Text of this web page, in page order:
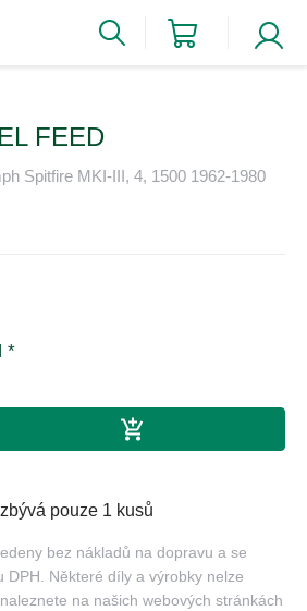
FEED
Spitfire MKI-III, 4, 1500 1962-1980
*
pouze 1 kusů
bez nákladů na dopravu a se
DPH. Některé díly a výrobky nelze
na našich webových stránkách